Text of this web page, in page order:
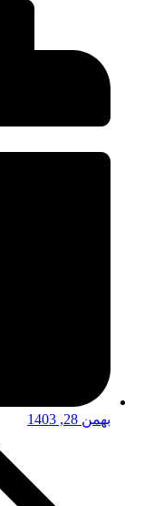
بهمن 28, 1403